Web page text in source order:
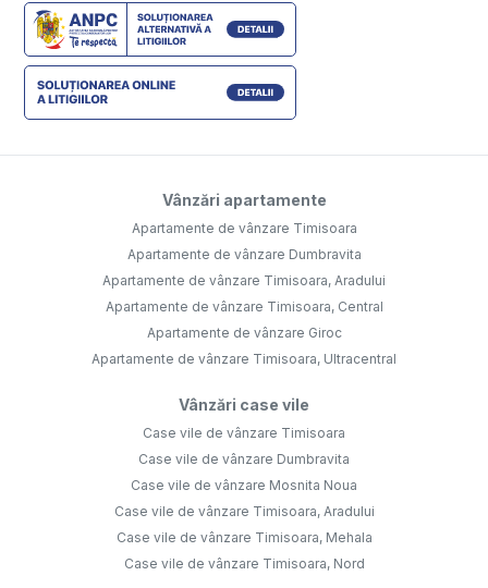
Vânzări apartamente
Apartamente de vânzare Timisoara
Apartamente de vânzare Dumbravita
Apartamente de vânzare Timisoara, Aradului
Apartamente de vânzare Timisoara, Central
Apartamente de vânzare Giroc
Apartamente de vânzare Timisoara, Ultracentral
Vânzări case vile
Case vile de vânzare Timisoara
Case vile de vânzare Dumbravita
Case vile de vânzare Mosnita Noua
Case vile de vânzare Timisoara, Aradului
Case vile de vânzare Timisoara, Mehala
Case vile de vânzare Timisoara, Nord